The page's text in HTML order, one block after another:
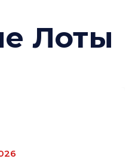
Лоты